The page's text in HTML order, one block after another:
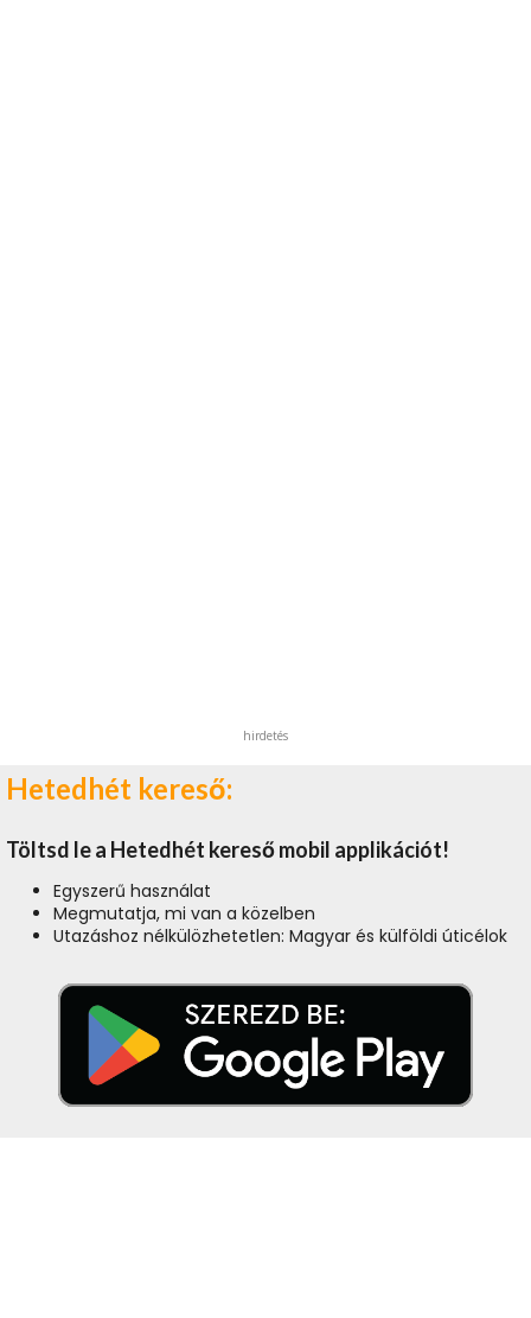
hirdetés
Hetedhét kereső:
Töltsd le a Hetedhét kereső mobil applikációt!
Egyszerű használat
Megmutatja, mi van a közelben
Utazáshoz nélkülözhetetlen: Magyar és külföldi úticélok